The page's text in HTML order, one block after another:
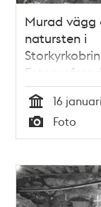
Murad vägg
natursten i
Fotograferad
arkeologisk
undersökning.
Tid
16
Typ
Foto